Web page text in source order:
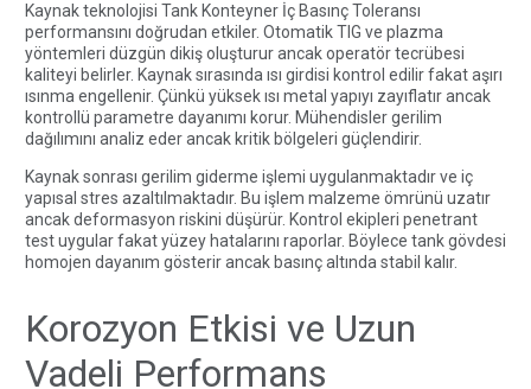
Kaynak teknolojisi Tank Konteyner İç Basınç Toleransı
performansını doğrudan etkiler. Otomatik TIG ve plazma
yöntemleri düzgün dikiş oluşturur ancak operatör tecrübesi
kaliteyi belirler. Kaynak sırasında ısı girdisi kontrol edilir fakat aşırı
ısınma engellenir. Çünkü yüksek ısı metal yapıyı zayıflatır ancak
kontrollü parametre dayanımı korur. Mühendisler gerilim
dağılımını analiz eder ancak kritik bölgeleri güçlendirir.
Kaynak sonrası gerilim giderme işlemi uygulanmaktadır ve iç
yapısal stres azaltılmaktadır. Bu işlem malzeme ömrünü uzatır
ancak deformasyon riskini düşürür. Kontrol ekipleri penetrant
test uygular fakat yüzey hatalarını raporlar. Böylece tank gövdesi
homojen dayanım gösterir ancak basınç altında stabil kalır.
Korozyon Etkisi ve Uzun
Vadeli Performans